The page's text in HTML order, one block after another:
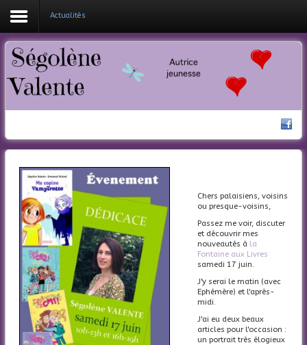
Coucou !
Mes livres
Nouveautés
Actualités
Contacte-moi
Actualités
Chers palaisiens, voisins
ou presque-voisins,
Passez me voir, discuter
et découvrir mes
nouveautés à la
Fontaine aux Livres
samedi 17 juin.
J'y serai le matin (avec
Ephémère) et l'après-
midi.
J'ai eu deux beaux
articles pour l'occasion :
un portrait très élogieux